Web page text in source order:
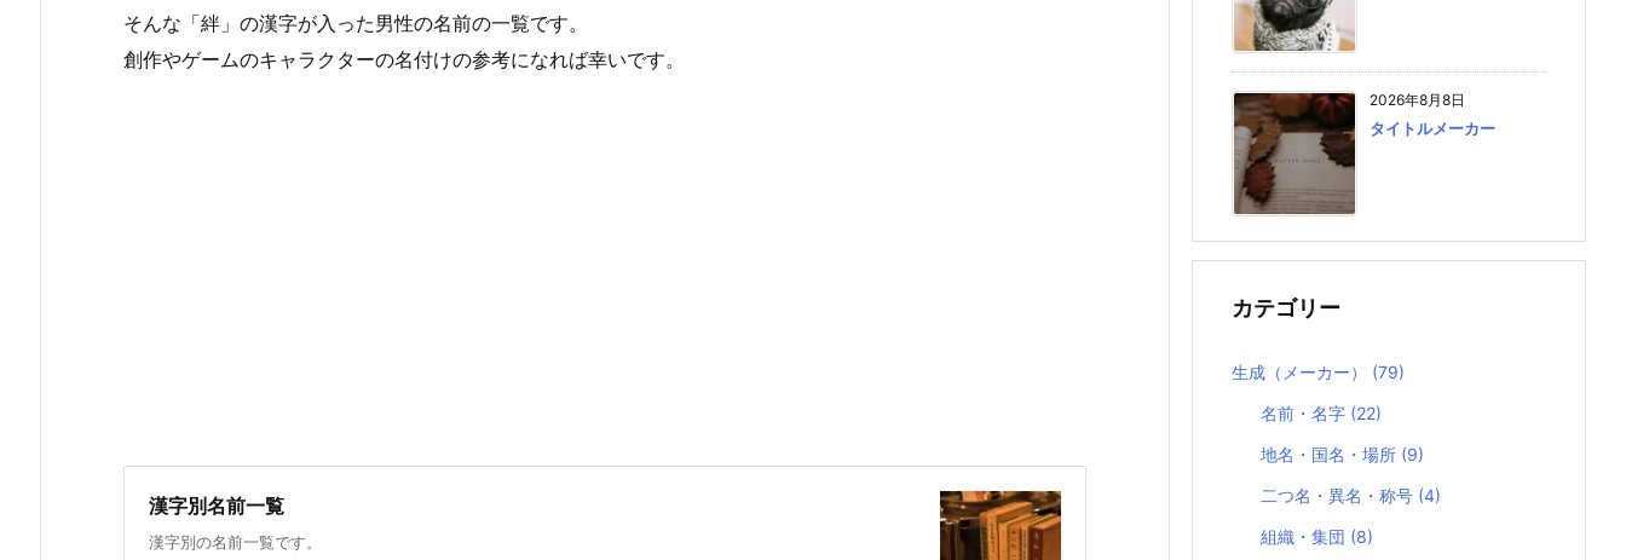
そんな「絆」の漢字が入った男性の名前の一覧です。
創作やゲームのキャラクターの名付けの参考になれば幸いです。
漢字別名前一覧
漢字別の名前一覧です。
2026年8月8日
タイトルメーカー
カテゴリー
生成（メーカー） (79)
名前・名字 (22)
地名・国名・場所 (9)
二つ名・異名・称号 (4)
組織・集団 (8)